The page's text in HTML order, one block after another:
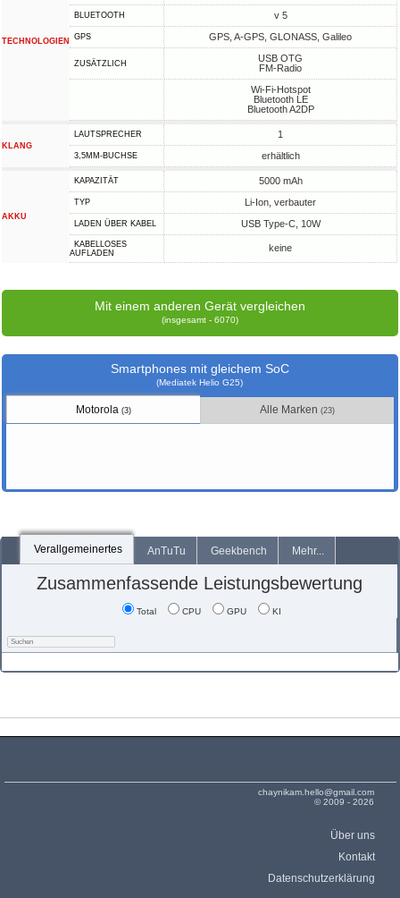
TECHNOLOGIEN
BLUETOOTH v 5
GPS GPS, A-GPS, GLONASS, Galileo
ZUSÄTZLICH
USB OTG
FM-Radio
Wi-Fi-Hotspot
Bluetooth LE
Bluetooth A2DP
KLANG
LAUTSPRECHER 1
3,5MM-BUCHSE erhältlich
AKKU
KAPAZITÄT 5000 mAh
TYP Li-Ion, verbauter
LADEN ÜBER KABEL USB Type-C, 10W
KABELLOSES
AUFLADEN
keine
Mit einem anderen Gerät vergleichen
(insgesamt - 6070)
Smartphones mit gleichem SoC
(Mediatek Helio G25)
Motorola (3) Alle Marken (23)
Verallgemeinertes AnTuTu Geekbench Mehr...
Zusammenfassende Leistungsbewertung
Total CPU GPU KI
chaynikam.hello@gmail.com
© 2009 - 2026
Über uns
Kontakt
Datenschutzerklärung